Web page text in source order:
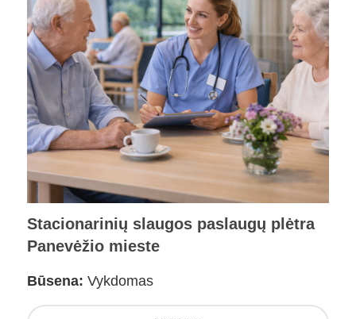
Stacionarinių slaugos paslaugų plėtra
Panevėžio mieste
Būsena: Vykdomas